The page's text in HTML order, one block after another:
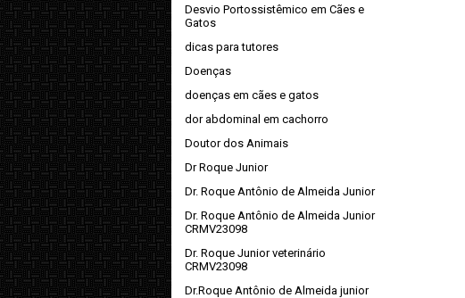
Desvio Portossistêmico em Cães e
Gatos
dicas para tutores
Doenças
doenças em cães e gatos
dor abdominal em cachorro
Doutor dos Animais
Dr Roque Junior
Dr. Roque Antônio de Almeida Junior
Dr. Roque Antônio de Almeida Junior
CRMV23098
Dr. Roque Junior veterinário
CRMV23098
Dr.Roque Antônio de Almeida junior